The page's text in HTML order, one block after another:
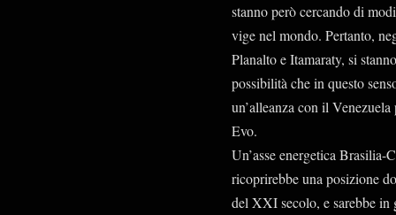
stanno però cercando di
vige nel mondo. Pertanto,
Planalto e Itamaraty, si
possibilità che in questo
un’alleanza con il
Evo.
Un’asse energetica
ricoprirebbe una posizione
del XXI secolo, e sarebbe